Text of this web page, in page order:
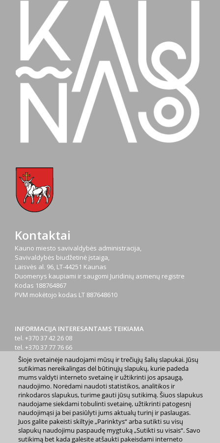
Kontaktai
Kauno miesto savivaldybės administracija,
Savivaldybės biudžetinė įstaiga,
Laisvės al. 96, LT-44251 Kaunas
Duomenys kaupiami ir saugomi Juridinių asmenų registre
Kodas 188764867
PVM mokėtojo kodas LT 887648610
INFORMACIJA INTERESANTAMS TEIKIAMA
tel. +370 37 42 26 08
tel. +370 37 77 76 66
tel. +370 660 07000
el. p.info@kaunas.lt
2023 m. Kauno miesto savivaldybė. Kopijuoti ir platinti
www.kaunas.lt skelbiamą informaciją be autorių sutikimo draudžiama.
Šioje svetainėje naudojami mūsų ir trečiųjų šalių slapukai. Jūsų
sutikimas nereikalingas dėl būtinųjų slapukų, kurie padeda
mums valdyti interneto svetainę ir užtikrinti jos apsaugą,
naudojimo. Norėdami naudoti statistikos, analitikos ir
rinkodaros slapukus, turime gauti jūsų sutikimą. Šiuos slapukus
naudojame siekdami tobulinti svetainę, užtikrinti patogesnį
naudojimąsi ja bei pasiūlyti jums aktualų turinį ir paslaugas.
Juos galite pakeisti skiltyje „Parinktys“ arba sutikti su visų
slapukų naudojimu paspaudę mygtuką „Sutikti su visais“. Savo
sutikimą bet kada galėsite atšaukti pakeisdami interneto